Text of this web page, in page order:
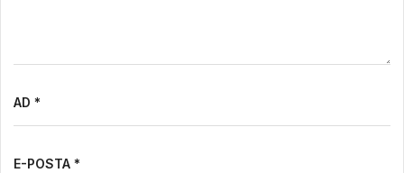
AD *
E-POSTA *